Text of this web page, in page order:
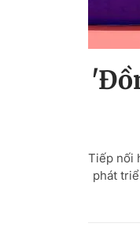
Tiếp nối
phát